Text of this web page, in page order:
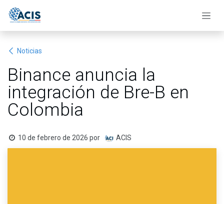
Noticias
Binance anuncia la
integración de Bre-B en
Colombia
10 de febrero de 2026 por ACIS